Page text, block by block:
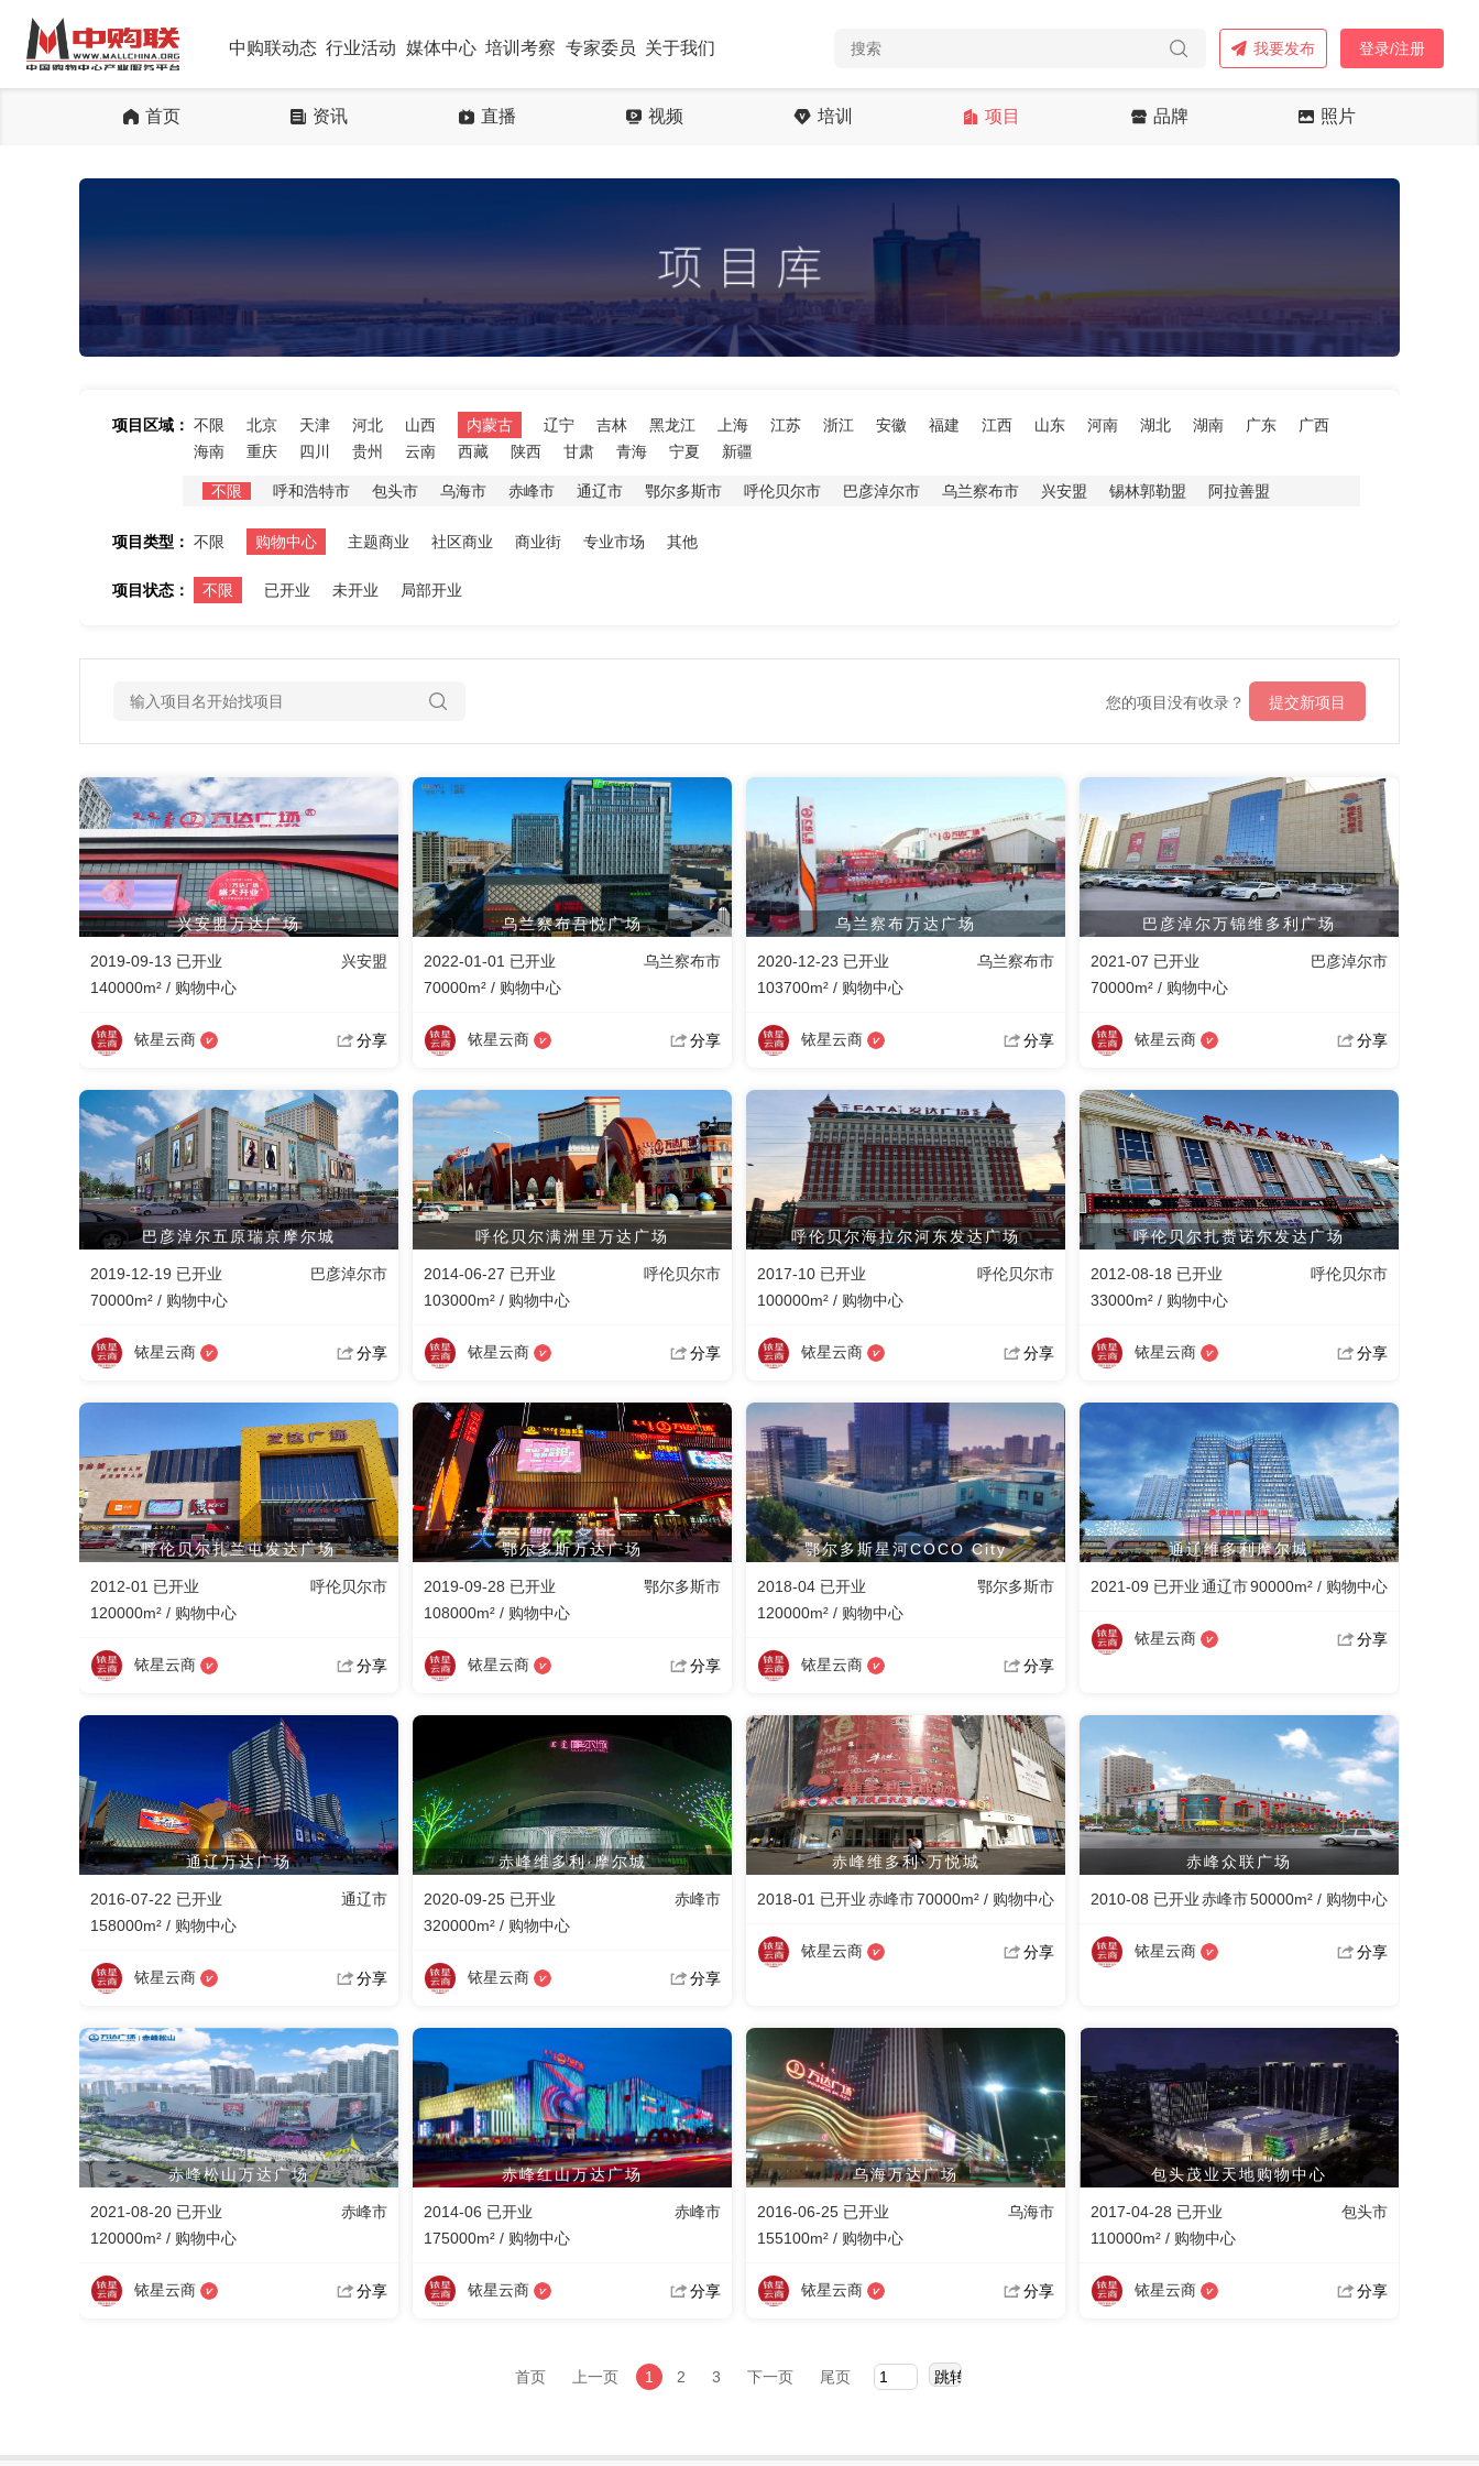
中购联动态 行业活动 媒体中心 培训考察 专家委员 关于我们 我要发布 登录/注册
首页 资讯 直播 视频 培训 项目 品牌 照片
项目区域： 不限 北京 天津 河北 山西 内蒙古 辽宁 吉林 黑龙江 上海 江苏 浙江 安徽 福建 江西 山东 河南 湖北 湖南 广东
广西
海南
重庆 四川 贵州 云南 西藏 陕西 甘肃 青海 宁夏 新疆
不限 呼和浩特市 包头市 乌海市 赤峰市 通辽市 鄂尔多斯市 呼伦贝尔市 巴彦淖尔市 乌兰察布市 兴安盟 锡林郭勒盟 阿拉善盟
项目类型： 不限 购物中心 主题商业 社区商业 商业街 专业市场 其他
项目状态： 不限 已开业 未开业 局部开业
您的项目没有收录？ 提交新项目
兴安盟万达广场
2019-09-13 已开业
兴安盟
140000m² / 购物中心
铱星云商 分享
乌兰察布吾悦广场
2022-01-01 已开业
乌兰察布市
70000m² / 购物中心
铱星云商 分享
乌兰察布万达广场
2020-12-23 已开业
乌兰察布市
103700m² / 购物中心
铱星云商 分享
巴彦淖尔万锦维多利广场
2021-07 已开业
巴彦淖尔市
70000m² / 购物中心
铱星云商 分享
巴彦淖尔五原瑞京摩尔城
2019-12-19 已开业
巴彦淖尔市
70000m² / 购物中心
铱星云商 分享
呼伦贝尔满洲里万达广场
2014-06-27 已开业
呼伦贝尔市
103000m² / 购物中心
铱星云商 分享
呼伦贝尔海拉尔河东发达广场
2017-10 已开业
呼伦贝尔市
100000m² / 购物中心
铱星云商 分享
呼伦贝尔扎赉诺尔发达广场
2012-08-18 已开业
呼伦贝尔市
33000m² / 购物中心
铱星云商 分享
呼伦贝尔扎兰屯发达广场
2012-01 已开业
呼伦贝尔市
120000m² / 购物中心
铱星云商 分享
鄂尔多斯万达广场
2019-09-28 已开业
鄂尔多斯市
108000m² / 购物中心
铱星云商 分享
鄂尔多斯星河COCO City
2018-04 已开业
鄂尔多斯市
120000m² / 购物中心
铱星云商 分享
通辽维多利摩尔城
2021-09 已开业通辽市90000m² / 购物中心
铱星云商 分享
通辽万达广场
2016-07-22 已开业
通辽市
158000m² / 购物中心
铱星云商 分享
赤峰维多利·摩尔城
2020-09-25 已开业
赤峰市
320000m² / 购物中心
铱星云商 分享
赤峰维多利·万悦城
2018-01 已开业赤峰市70000m² / 购物中心
铱星云商 分享
赤峰众联广场
2010-08 已开业赤峰市50000m² / 购物中心
铱星云商 分享
赤峰松山万达广场
2021-08-20 已开业
赤峰市
120000m² / 购物中心
铱星云商 分享
赤峰红山万达广场
2014-06 已开业
赤峰市
175000m² / 购物中心
铱星云商 分享
乌海万达广场
2016-06-25 已开业
乌海市
155100m² / 购物中心
铱星云商 分享
包头茂业天地购物中心
2017-04-28 已开业
包头市
110000m² / 购物中心
铱星云商 分享
首页 上一页 1 2 3 下一页 尾页